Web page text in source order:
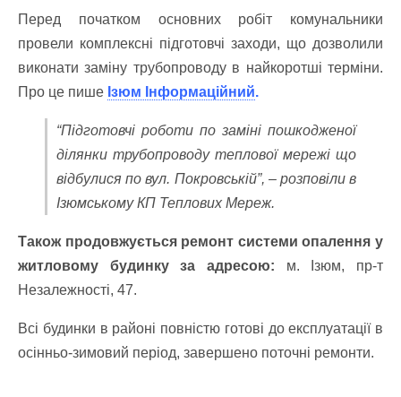
Перед початком основних робіт комунальники
провели комплексні підготовчі заходи, що дозволили
виконати заміну трубопроводу в найкоротші терміни.
Про це пише Ізюм Інформаційний.
“Підготовчі роботи по заміні пошкодженої
ділянки трубопроводу теплової мережі що
відбулися по вул. Покровській”, – розповіли в
Ізюмському КП Теплових Мереж.
Також продовжується ремонт системи опалення у
житловому будинку за адресою: м. Ізюм, пр-т
Незалежності, 47.
Всі будинки в районі повністю готові до експлуатації в
осінньо-зимовий період, завершено поточні ремонти.